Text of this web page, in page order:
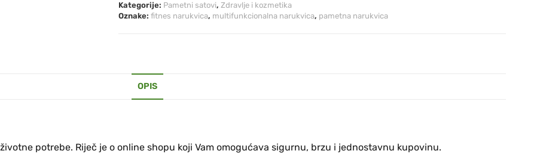
Kategorije: Pametni satovi, Zdravlje i kozmetika
Oznake: fitnes narukvica, multifunkcionalna narukvica, pametna narukvica
OPIS
potrebe. Riječ je o online shopu koji Vam omogućava sigurnu, brzu i jednostavnu kupovinu.